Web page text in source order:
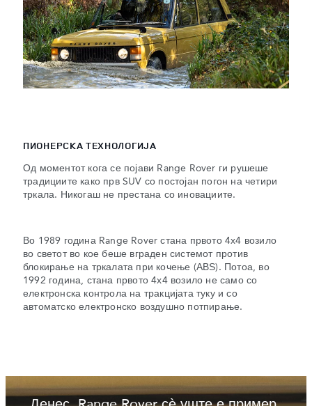
ПИОНЕРСКА ТЕХНОЛОГИЈА
Од моментот кога се појави Range Rover ги рушеше
традициите како прв SUV со постојан погон на четири
тркала. Никогаш не престана со иновациите.
Во 1989 година Range Rover стана првото 4х4 возило
во светот во кое беше вграден системот против
блокирање на тркалата при кочење (АВЅ). Потоа, во
1992 година, стана првото 4х4 возило не само со
електронска контрола на тракцијата туку и со
автоматско електронско воздушно потпирање.